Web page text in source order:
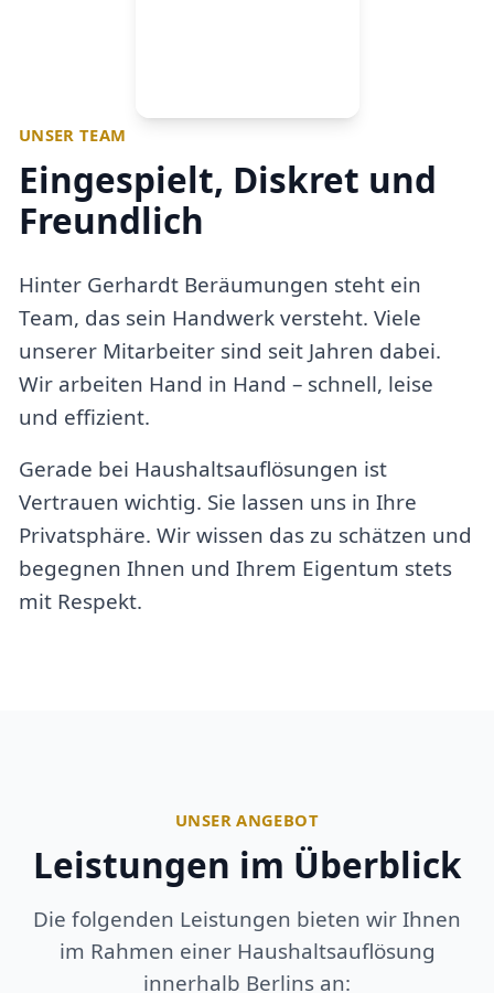
UNSER TEAM
Eingespielt, Diskret und
Freundlich
Hinter Gerhardt Beräumungen steht ein
Team, das sein Handwerk versteht. Viele
unserer Mitarbeiter sind seit Jahren dabei.
Wir arbeiten Hand in Hand – schnell, leise
und effizient.
Gerade bei Haushaltsauflösungen ist
Vertrauen wichtig. Sie lassen uns in Ihre
Privatsphäre. Wir wissen das zu schätzen und
begegnen Ihnen und Ihrem Eigentum stets
mit Respekt.
UNSER ANGEBOT
Leistungen im Überblick
Die folgenden Leistungen bieten wir Ihnen
im Rahmen einer Haushaltsauflösung
innerhalb Berlins an: